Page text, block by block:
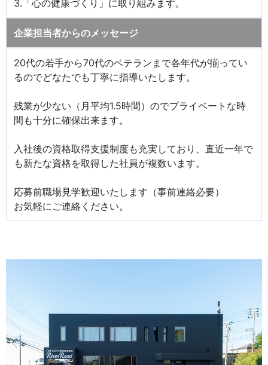
3.「心の健康づくり」に取り組みます。
企業担当者からのメッセージ
20代の若手から70代のベテランまで各年代が揃ってい
るのでどなたでも丁寧に指導いたします。
残業が少ない（月平均1.5時間）のでプライベートな時
間も十分に確保出来ます。
入社後の資格取得支援制度も充実しており、直近一年で
も新たな資格を取得した社員が複数います。
応募前職場見学歓迎いたします（事前連絡必要）
お気軽にご連絡ください。